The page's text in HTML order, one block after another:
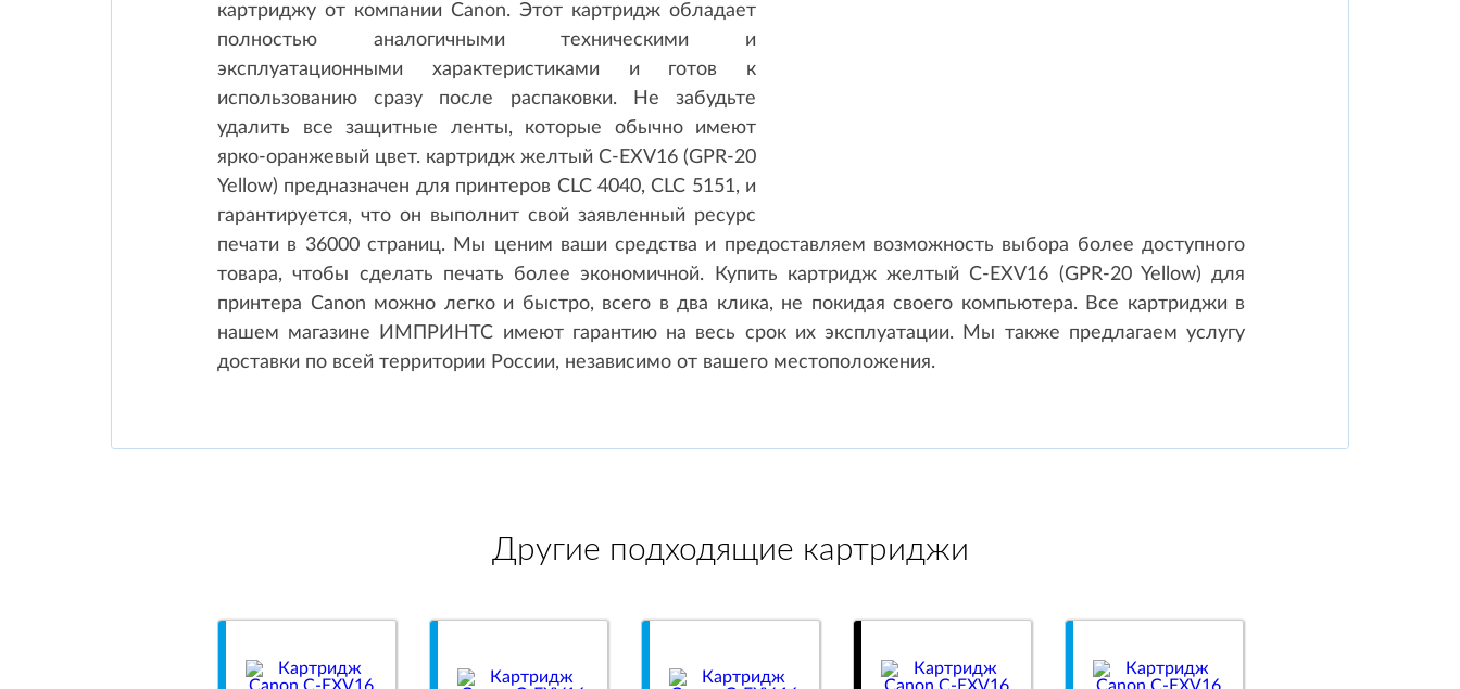
картриджу от компании Canon. Этот картридж обладает
полностью аналогичными техническими и
эксплуатационными характеристиками и готов к
использованию сразу после распаковки. Не забудьте
удалить все защитные ленты, которые обычно имеют
ярко-оранжевый цвет. картридж желтый C-EXV16 (GPR-20
Yellow) предназначен для принтеров CLC 4040, CLC 5151, и
гарантируется, что он выполнит свой заявленный ресурс
печати в 36000 страниц. Мы ценим ваши средства и предоставляем возможность выбора более доступного
товара, чтобы сделать печать более экономичной. Купить картридж желтый C-EXV16 (GPR-20 Yellow) для
принтера Canon можно легко и быстро, всего в два клика, не покидая своего компьютера. Все картриджи в
нашем магазине ИМПРИНТС имеют гарантию на весь срок их эксплуатации. Мы также предлагаем услугу
доставки по всей территории России, независимо от вашего местоположения.
Другие подходящие картриджи